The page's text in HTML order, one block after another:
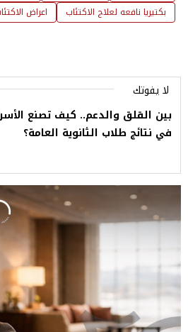
بكتيريا نافعه لعلاج الاكتئاب
اعراض
لا يفوتك
بين القلق والدعم.. كيف تصنع
في نتائج طلاب الثانوية العامة؟